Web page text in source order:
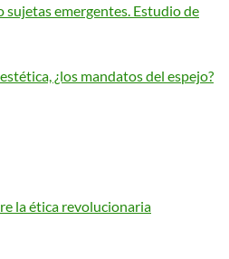
sujetas emergentes. Estudio de
¿los mandatos del espejo?
la ética revolucionaria